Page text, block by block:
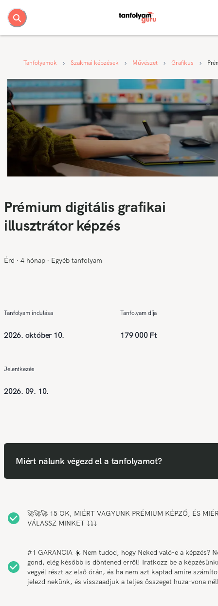
Tanfolyamok Szakmai képzések Művészet Grafikus
Prémium digitális grafikai
illusztrátor képzés
Érd ∙ 4 hónap ∙ Egyéb tanfolyam
Tanfolyam indulása
2026. október 10.
Tanfolyam díja
179 000 Ft
Jelentkezés
2026. 09. 10.
Miért nálunk végezd el a tanfolyamot?
🚀🚀🚀 15 OK, MIÉRT VAGYUNK PRÉMIUM KÉPZŐ, ÉS
VÁLASSZ MINKET ⤵️⤵️⤵️
#1 GARANCIA ☀️ Nem tudod, hogy Neked való-e a képzés?
gond, elég később is döntened erről! Iratkozz be a
vegyél részt az első órán, és ha nem azt kaptad amire
jelezd nekünk, és visszaadjuk a teljes összeget huza-vona